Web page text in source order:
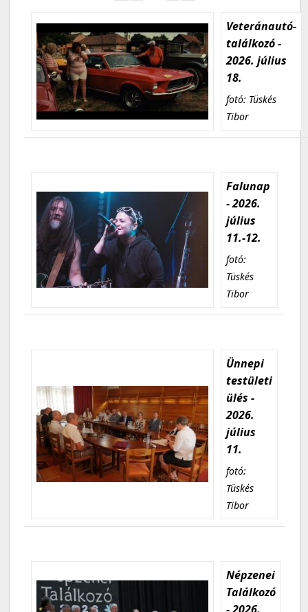
Veteránautó-
találkozó -
2026. július
18.
fotó: Tüskés
Tibor
Falunap
- 2026.
július
11.-12.
fotó:
Tüskés
Tibor
Ünnepi
testületi
ülés -
2026.
július
11.
fotó:
Tüskés
Tibor
Népzenei
Találkozó